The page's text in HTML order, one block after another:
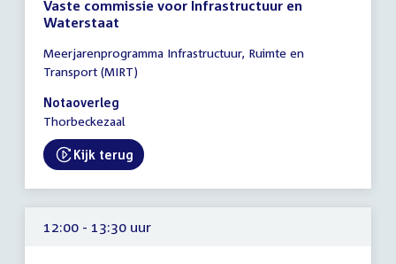
Vaste commissie voor Infrastructuur en
Waterstaat
vergadering
10:00
-
20:00
Meerjarenprogramma Infrastructuur, Ruimte en
Transport (MIRT)
Notaoverleg
Thorbeckezaal
External link:
Kijk terug
12:00 - 13:30 uur